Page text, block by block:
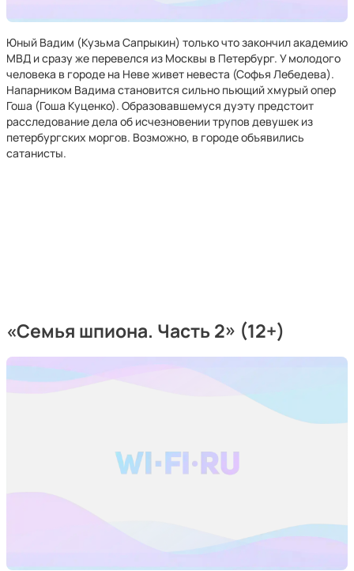
Юный Вадим (Кузьма Сапрыкин) только что закончил академию
МВД и сразу же перевелся из Москвы в Петербург. У молодого
человека в городе на Неве живет невеста (Софья Лебедева).
Напарником Вадима становится сильно пьющий хмурый опер
Гоша (Гоша Куценко). Образовавшемуся дуэту предстоит
расследование дела об исчезновении трупов девушек из
петербургских моргов. Возможно, в городе объявились
сатанисты.
«Семья шпиона. Часть 2» (12+)